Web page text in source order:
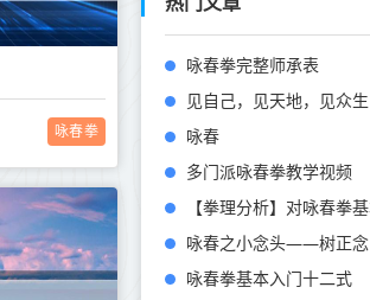
咏春拳
咏春拳完整师承表
见自己，见天地，见众生
咏春
多门派咏春拳教学视频
咏春之小念头——树正念
咏春拳基本入门十二式